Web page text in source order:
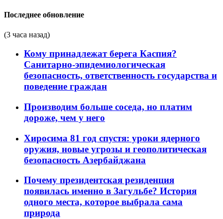
Последнее обновление
(3 часа назад)
Кому принадлежат берега Каспия?
Санитарно-эпидемиологическая
безопасность, ответственность государства и
поведение граждан
Производим больше соседа, но платим
дороже, чем у него
Хиросима 81 год спустя: уроки ядерного
оружия, новые угрозы и геополитическая
безопасность Азербайджана
Почему президентская резиденция
появилась именно в Загульбе? История
одного места, которое выбрала сама
природа